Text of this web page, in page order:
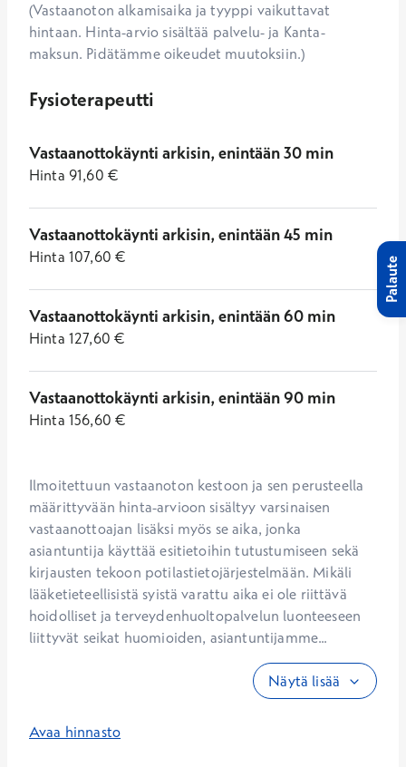
(Vastaanoton alkamisaika ja tyyppi vaikuttavat
hintaan. Hinta-arvio sisältää palvelu- ja Kanta-
maksun. Pidätämme oikeudet muutoksiin.)
Fysioterapeutti
Vastaanottokäynti arkisin, enintään 30 min
Hinta 91,60 €
Vastaanottokäynti arkisin, enintään 45 min
Hinta 107,60 €
Vastaanottokäynti arkisin, enintään 60 min
Hinta 127,60 €
Vastaanottokäynti arkisin, enintään 90 min
Hinta 156,60 €
Ilmoitettuun vastaanoton kestoon ja sen perusteella
määrittyvään hinta-arvioon sisältyy varsinaisen
vastaanottoajan lisäksi myös se aika, jonka
asiantuntija käyttää esitietoihin tutustumiseen sekä
kirjausten tekoon potilastietojärjestelmään. Mikäli
lääketieteellisistä syistä varattu aika ei ole riittävä
hoidolliset ja terveydenhuoltopalvelun luonteeseen
liittyvät seikat huomioiden, asiantuntijamme...
Näytä lisää
Avaa hinnasto
Palaute